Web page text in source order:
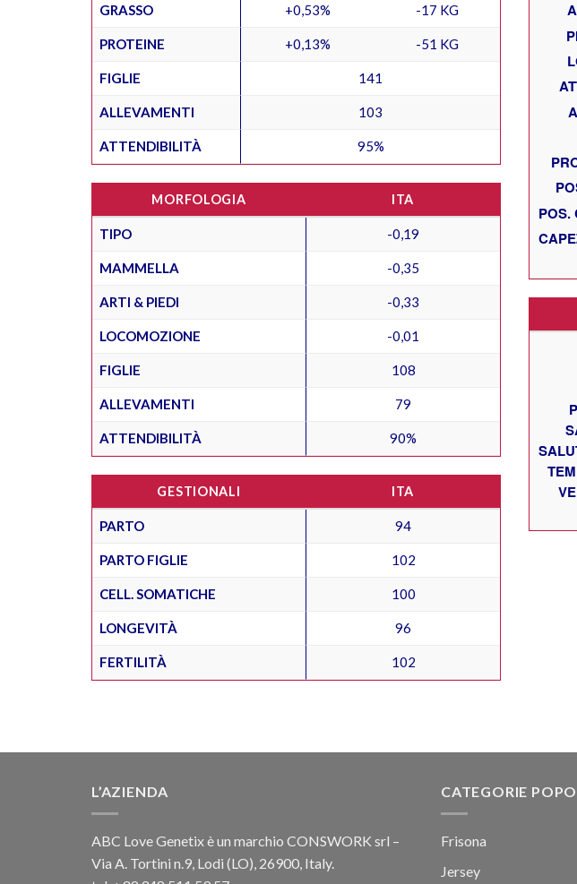
GRASSO +0,53% -17 KG
PROTEINE +0,13% -51 KG
FIGLIE 141
ALLEVAMENTI 103
ATTENDIBILITÀ 95%
MORFOLOGIA ITA
TIPO -0,19
MAMMELLA -0,35
ARTI & PIEDI -0,33
LOCOMOZIONE -0,01
FIGLIE 108
ALLEVAMENTI 79
ATTENDIBILITÀ 90%
GESTIONALI ITA
PARTO 94
PARTO FIGLIE 102
CELL. SOMATICHE 100
LONGEVITÀ 96
FERTILITÀ 102
L’AZIENDA
ABC Love Genetix è un marchio CONSWORK srl –
Via A. Tortini n.9, Lodi (LO), 26900, Italy.
CATEGORIE
Frisona
Jersey